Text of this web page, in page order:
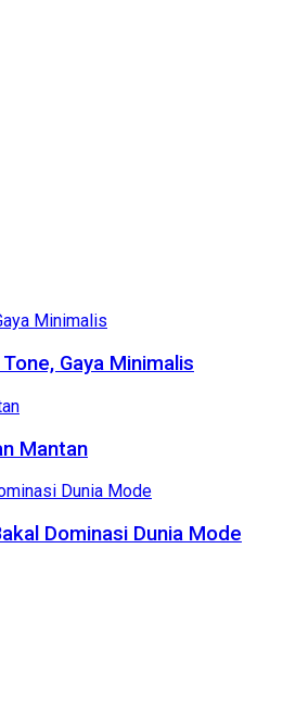
Gaya Minimalis
Mantan
Dominasi Dunia Mode